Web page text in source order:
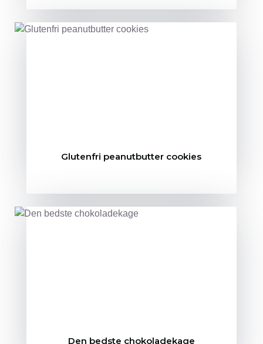
Glutenfri peanutbutter cookies
Den bedste chokoladekage